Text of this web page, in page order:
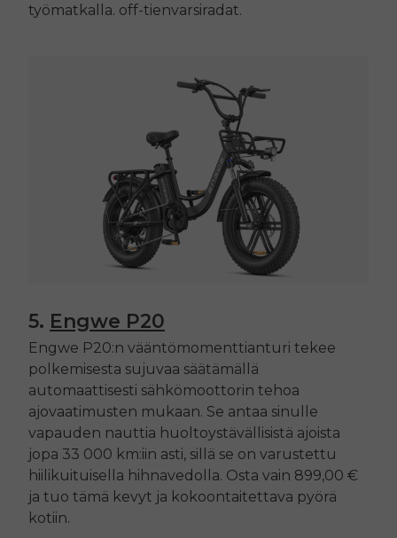
työmatkalla. off-tienvarsiradat.
5. Engwe P20
Engwe P20:n vääntömomenttianturi tekee
polkemisesta sujuvaa säätämällä
automaattisesti sähkömoottorin tehoa
ajovaatimusten mukaan. Se antaa sinulle
vapauden nauttia huoltoystävällisistä ajoista
jopa 33 000 km:iin asti, sillä se on varustettu
hiilikuituisella hihnavedolla. Osta vain 899,00 €
ja tuo tämä kevyt ja kokoontaitettava pyörä
kotiin.